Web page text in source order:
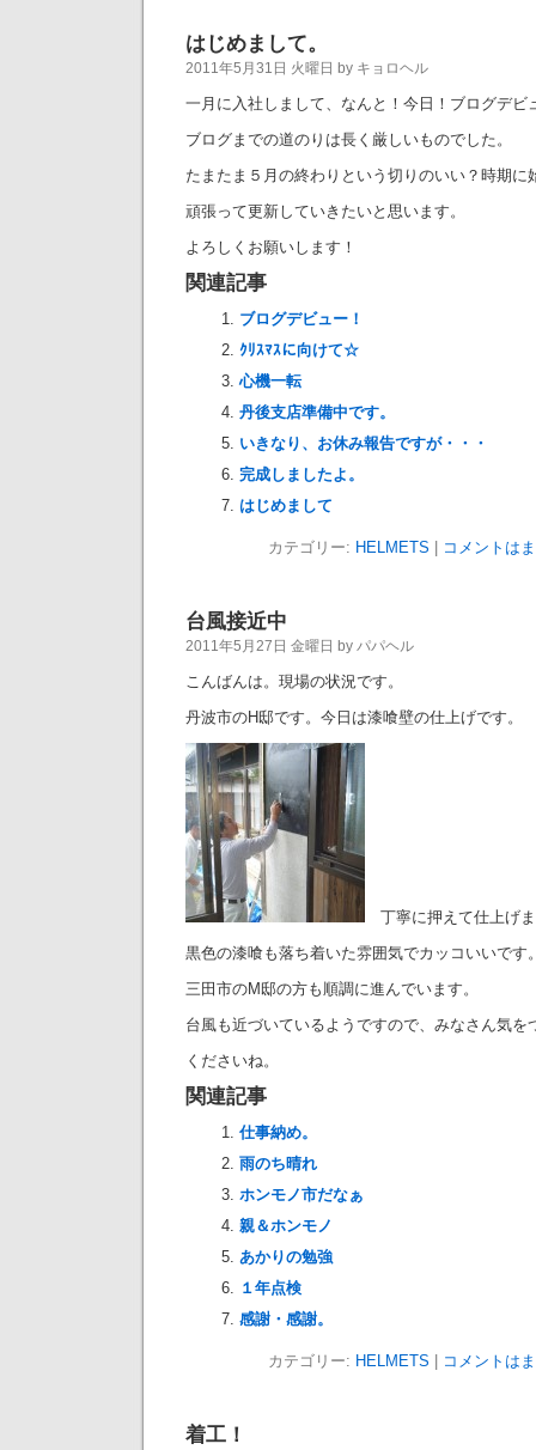
はじめまして。
2011年5月31日 火曜日 by キョロヘル
一月に入社しまして、なんと！今日！ブログデビ
ブログまでの道のりは長く厳しいものでした。
たまたま５月の終わりという切りのいい？時期に
頑張って更新していきたいと思います。
よろしくお願いします！
関連記事
ブログデビュー！
ｸﾘｽﾏｽに向けて☆
心機一転
丹後支店準備中です。
いきなり、お休み報告ですが・・・
完成しましたよ。
はじめまして
カテゴリー: HELMETS コメントは
台風接近中
2011年5月27日 金曜日 by パパヘル
こんばんは。現場の状況です。
丹波市のH邸です。今日は漆喰壁の仕上げです。
丁寧に押えて仕上げ
黒色の漆喰も落ち着いた雰囲気でカッコいいです
三田市のM邸の方も順調に進んでいます。
台風も近づいているようですので、みなさん気を
くださいね。
関連記事
仕事納め。
雨のち晴れ
ホンモノ市だなぁ
親＆ホンモノ
あかりの勉強
１年点検
感謝・感謝。
カテゴリー: HELMETS コメントは
着工！